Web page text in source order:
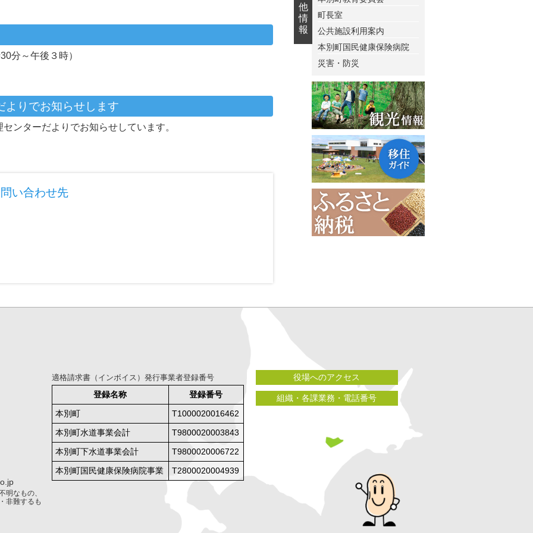
分～午後３時）
よりでお知らせします
ンターだよりでお知らせしています。
い合わせ先
他
情
報
町長室
公共施設利用案内
本別町国民健康保険病院
災害・防災
明なもの、
非難するも
適格請求書（インボイス）発行事業者登録番号
登録名称
登録番号
本別町
T1000020016462
本別町水道事業会計
T9800020003843
本別町下水道事業会計
T9800020006722
本別町国民健康保険病院事業
T2800020004939
役場へのアクセス
組織・各課業務・電話番号